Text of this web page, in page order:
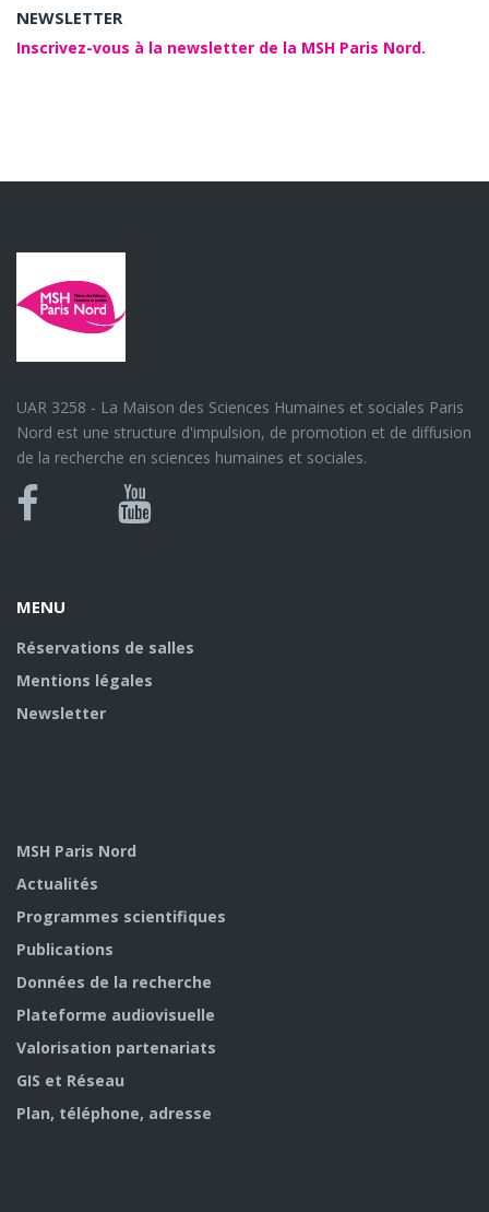
NEWSLETTER
Inscrivez-vous à la newsletter de la MSH Paris Nord.
UAR 3258 - La Maison des Sciences Humaines et sociales Paris
Nord est une structure d'impulsion, de promotion et de diffusion
de la recherche en sciences humaines et sociales.
Bluesky
Canal
MENU
Réservations de salles
Mentions légales
Newsletter
MSH Paris Nord
Actualités
Programmes scientifiques
Publications
Données de la recherche
Plateforme audiovisuelle
Valorisation partenariats
GIS et Réseau
Plan, téléphone, adresse